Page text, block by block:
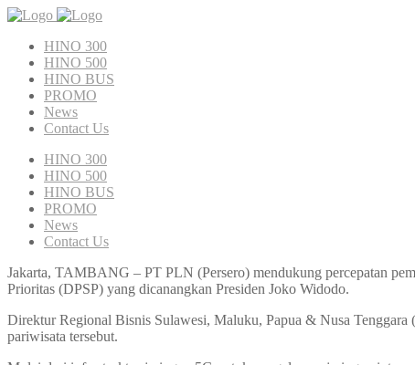
HINO 300
HINO 500
HINO BUS
PROMO
News
Contact Us
HINO 300
HINO 500
HINO BUS
PROMO
News
Contact Us
Jakarta, TAMBANG – PT PLN (Persero) mendukung percepatan
Prioritas (DPSP) yang dicanangkan Presiden Joko Widodo.
Direktur Regional Bisnis Sulawesi, Maluku, Papua & Nusa
pariwisata tersebut.